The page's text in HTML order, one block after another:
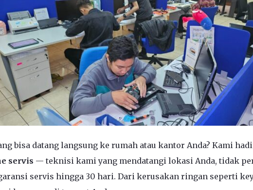
bisa datang langsung ke rumah atau kantor Anda? Kami
servis — teknisi kami yang mendatangi lokasi Anda, tidak
servis hingga 30 hari. Dari kerusakan ringan seperti